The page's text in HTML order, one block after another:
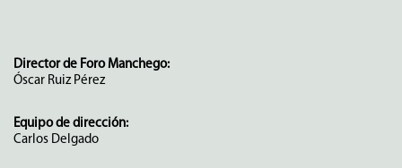
Director de Foro Manchego:
Óscar Ruiz Pérez
Equipo de dirección:
Carlos Delgado